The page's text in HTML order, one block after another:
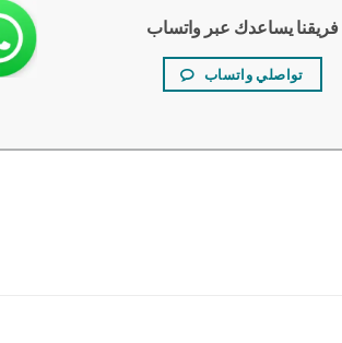
فريقنا يساعدك عبر واتساب
تواصلي واتساب